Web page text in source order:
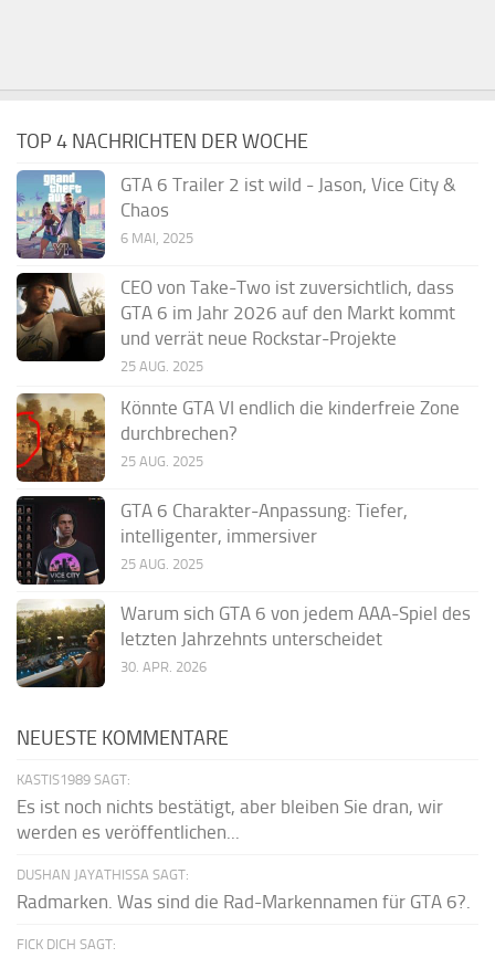
TOP 4 NACHRICHTEN DER WOCHE
GTA 6 Trailer 2 ist wild - Jason, Vice City &
Chaos
6 MAI, 2025
CEO von Take-Two ist zuversichtlich, dass
GTA 6 im Jahr 2026 auf den Markt kommt
und verrät neue Rockstar-Projekte
25 AUG. 2025
Könnte GTA VI endlich die kinderfreie Zone
durchbrechen?
25 AUG. 2025
GTA 6 Charakter-Anpassung: Tiefer,
intelligenter, immersiver
25 AUG. 2025
Warum sich GTA 6 von jedem AAA-Spiel des
letzten Jahrzehnts unterscheidet
30. APR. 2026
NEUESTE KOMMENTARE
KASTIS1989 SAGT:
Es ist noch nichts bestätigt, aber bleiben Sie dran, wir
werden es veröffentlichen...
DUSHAN JAYATHISSA SAGT:
Radmarken. Was sind die Rad-Markennamen für GTA 6?.
FICK DICH SAGT: